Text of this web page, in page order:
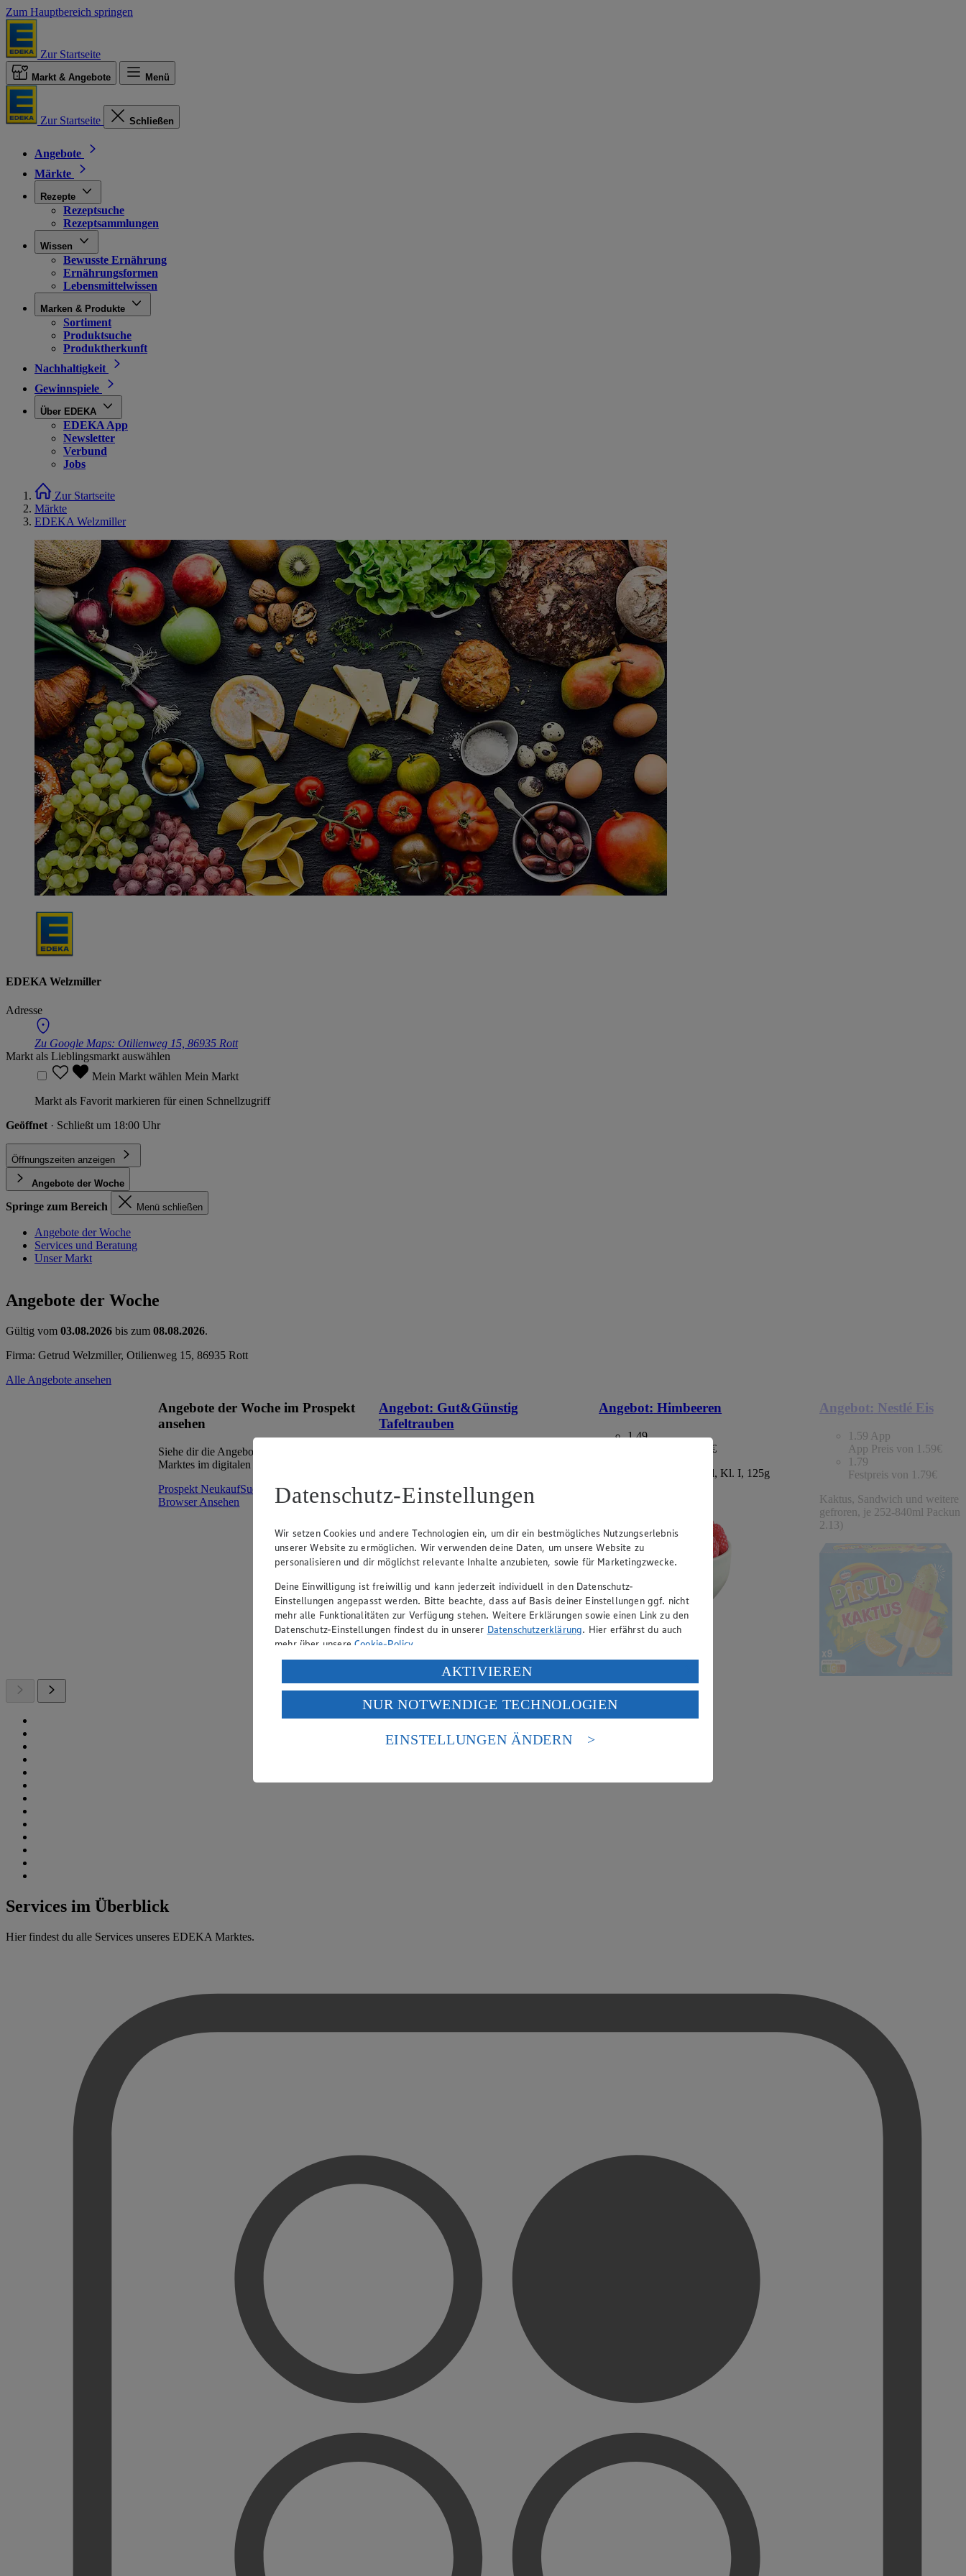
Zum Hauptbereich springen
Zur Startseite
Markt & Angebote Menü
Zur Startseite Schließen
Angebote
Märkte
Rezepte
Rezeptsuche
Rezeptsammlungen
Wissen
Bewusste Ernährung
Ernährungsformen
Lebensmittelwissen
Marken & Produkte
Sortiment
Produktsuche
Produktherkunft
Nachhaltigkeit
Gewinnspiele
Über EDEKA
EDEKA App
Newsletter
Verbund
Jobs
Zur Startseite
Märkte
EDEKA Welzmiller
EDEKA Welzmiller
Adresse
Zu Google Maps: Otilienweg 15, 86935 Rott
Markt als Lieblingsmarkt auswählen
Mein Markt wählen Mein Markt
Markt als Favorit markieren für einen Schnellzugriff
Geöffnet · Schließt um 18:00 Uhr
Öffnungszeiten anzeigen
Angebote der Woche
Springe zum Bereich Menü schließen
Angebote der Woche
Services und Beratung
Unser Markt
Angebote der Woche
Gültig vom 03.08.2026 bis zum 08.08.2026.
Firma: Getrud Welzmiller, Otilienweg 15, 86935 Rott
Alle Angebote ansehen
Angebote der Woche im Prospekt
ansehen
Siehe dir die Angebote der Woche deines
Marktes im digitalen Blätterkatalog an.
Prospekt NeukaufSued_mNF_oW im
BrowserAnsehen
Angebot: Gut&Günstig
Tafeltrauben
hell, kernlos, aus Italien/Spanien, Kl. I, 500g
Packung, (1kg=2.98)
Angebot: Himbeeren
1.49
Festpreis von 1.49€
aus Deutschland/Portugal, Kl. I, 125g
Angebot: Nestlé Eis
1.59 App
App Preis von 1.59€
1.79
Festpreis von 1.79€
Kaktus, Sandwich und weitere
gefroren, je 252-840ml
2.13)
Services im Überblick
Hier findest du alle Services unseres EDEKA Marktes.
Datenschutz-Einstellungen
Wir setzen Cookies und andere Technologien ein, um dir ein bestmögliches Nutzungserlebnis
unserer Website zu ermöglichen. Wir verwenden deine Daten, um unsere Website zu
personalisieren und dir möglichst relevante Inhalte anzubieten, sowie für Marketingzwecke.
Deine Einwilligung ist freiwillig und kann jederzeit individuell in den Datenschutz-
Einstellungen angepasst werden. Bitte beachte, dass auf Basis deiner Einstellungen ggf. nicht
mehr alle Funktionalitäten zur Verfügung stehen. Weitere Erklärungen sowie einen Link zu den
Datenschutz-Einstellungen findest du in unserer Datenschutzerklärung. Hier erfährst du auch
mehr über unsereCookie-Policy.
Verarbeitung deiner personenbezogenen Daten in den USA durch Facebook und YouTube:
Wenn du auf „Aktivieren“ klickst, willigst du im Sinne des Art. 49 Abs. 1 Satz 1 lit. a) DSGVO
ein, dass deine Daten in den USA verarbeitet werden. Der EuGH sieht die USA als Land mit
einem nach europäischen Standards nicht angemessenen Datenschutzniveau an. Es besteht das
Risiko eines Zugriffs durch US-amerikanische Behörden.
AKTIVIEREN
NUR NOTWENDIGE TECHNOLOGIEN
EINSTELLUNGEN ÄNDERN